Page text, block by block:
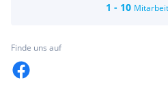
und fachlichen Weiterentwicklung
1 - 10
Finde uns auf